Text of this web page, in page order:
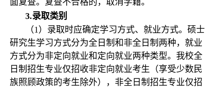
面复查。复查不合格的，取消学籍。
3.录取类别
（1）录取时应确定学习方式、就业方式。硕士
研究生学习方式分为全日制和非全日制两种，就业
方式分为非定向就业和定向就业两种类型。我校全
日制招生专业仅招收非定向就业考生（享受少数民
族照顾政策的考生除外），非全日制招生专业仅招